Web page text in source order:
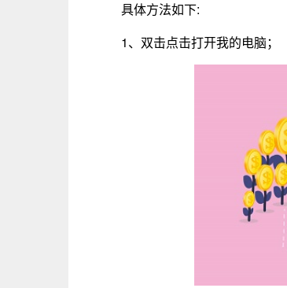
具体方法如下:
1、双击点击打开我的电脑；